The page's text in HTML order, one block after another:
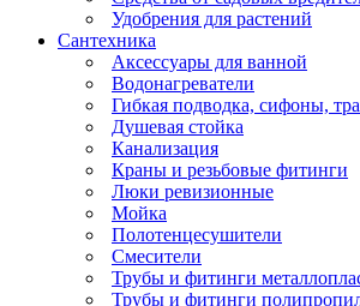
Удобрения для растений
Сантехника
Аксессуары для ванной
Водонагреватели
Гибкая подводка, сифоны,
Душевая стойка
Канализация
Краны и резьбовые фитинги
Люки ревизионные
Мойка
Полотенцесушители
Смесители
Трубы и фитинги
Трубы и фитинги